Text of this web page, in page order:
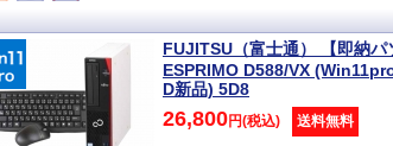
FUJITSU（富士通） 【即納パ
ESPRIMO D588/VX
D新品) 5D8
26,800円(税込) 送料無料